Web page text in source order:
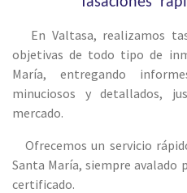
En Valtasa, realizamos
objetivas de todo tipo de
María, entregando
minuciosos y detallados,
mercado.
Ofrecemos un servicio
Santa María, siempre
certificado.